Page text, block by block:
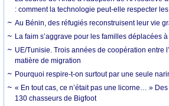
: comment la technologie peut-elle respecter
Au Bénin, des réfugiés reconstruisent leur vie
La faim s’aggrave pour les familles déplacées
UE/Tunisie. Trois années de coopération entre
matière de migration
Pourquoi respire-t-on surtout par une seule
« En tout cas, ce n’était pas une licorne… »
130 chasseurs de Bigfoot